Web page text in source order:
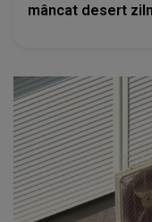
mâncat desert